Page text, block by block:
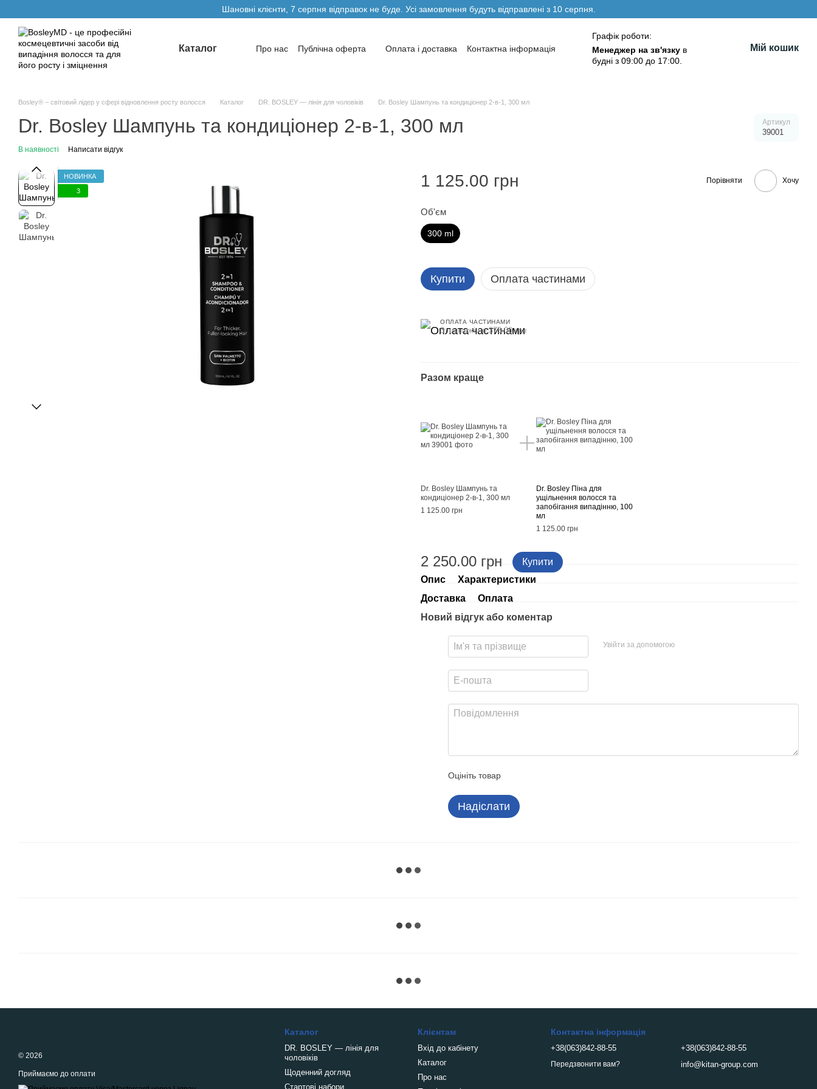
Шановні клієнти, 7 серпня відправок не буде. Усі замовлення будуть відправлені з 10 серпня.
Каталог Про нас Публічна оферта Оплата і доставка
Контактна інформація
Графік роботи:
Менеджер на зв'язку в
будні з 09:00 до 17:00.
Мій кошик
Bosley® – світовий лідер у сфері відновлення росту волосся Каталог DR. BOSLEY — лінія для чоловіків Dr. Bosley Шампунь та кондиціонер 2-в-1, 300 мл
Dr. Bosley Шампунь та кондиціонер 2-в-1, 300 мл Артикул
39001
В наявності Написати відгук
НОВИНКА
3
1 125.00 грн Порівняти Хочу
Об'єм
300 ml
Купити Оплата частинами
ОПЛАТА ЧАСТИНАМИ
3 платежі по 375.00 грн
Разом краще
Dr. Bosley Шампунь та
кондиціонер 2-в-1, 300 мл
1 125.00 грн
Dr. Bosley Піна для
ущільнення волосся та
запобігання випадінню, 100
мл
1 125.00 грн
2 250.00 грн
Купити
Опис
Характеристики
Доставка
Оплата
Новий відгук або коментар
Увійти за допомогою
Оцініть товар
Надіслати
© 2026
Приймаємо до оплати
Каталог
DR. BOSLEY — лінія для
чоловіків
Щоденний догляд
Стартові набори
Клієнтам
Вхід до кабінету
Каталог
Про нас
Контактна інформація
+38(063)842-88-55
Передзвонити вам?
+38(063)842-88-55
info@kitan-group.com